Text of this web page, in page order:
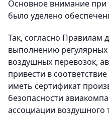
Основное внимание при
было уделено
Так, согласно Правилам
выполнению
воздушных перевозок,
привести в
иметь сертификат
безопасности
ассоциации воздушного